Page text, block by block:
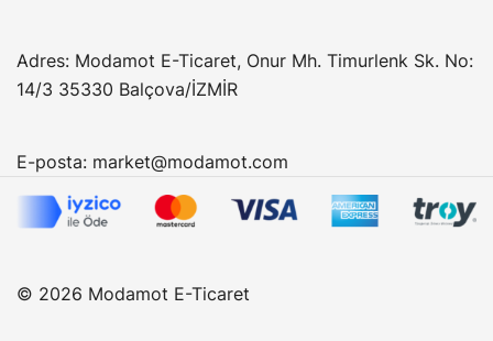
Adres: Modamot E-Ticaret, Onur Mh. Timurlenk Sk. No:
14/3 35330 Balçova/İZMİR
E-posta: market@modamot.com
© 2026 Modamot E-Ticaret